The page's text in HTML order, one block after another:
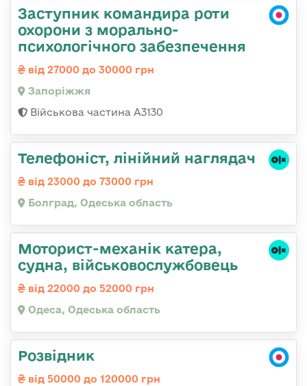
Заступник командира роти
охорони з морально-
психологічного забезпечення
від 27000 до 30000 грн
Запоріжжя
Військова частина А3130
Телефоніст, лінійний наглядач
від 23000 до 73000 грн
Болград, Одеська область
Моторист-механік катера,
судна, військовослужбовець
від 22000 до 52000 грн
Одеса, Одеська область
Розвідник
від 50000 до 120000 грн